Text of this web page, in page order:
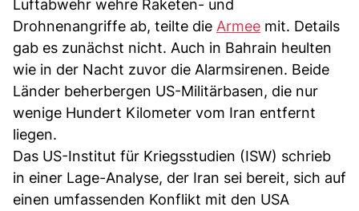
Luftabwehr wehre Raketen- und
Drohnenangriffe ab, teilte die Armee mit. Details
gab es zunächst nicht. Auch in Bahrain heulten
wie in der Nacht zuvor die Alarmsirenen. Beide
Länder beherbergen US-Militärbasen, die nur
wenige Hundert Kilometer vom Iran entfernt
liegen.
Das US-Institut für Kriegsstudien (ISW) schrieb
in einer Lage-Analyse, der Iran sei bereit, sich auf
einen umfassenden Konflikt mit den USA